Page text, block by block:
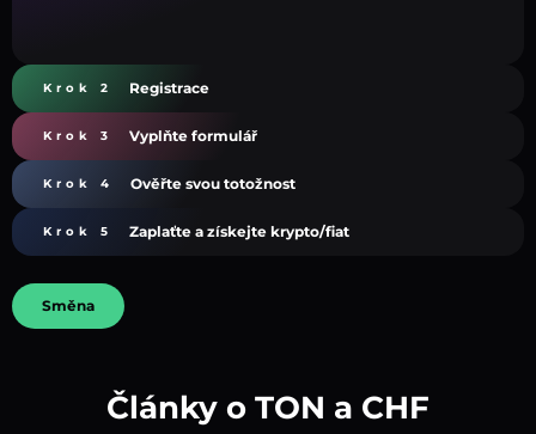
Krok 2 Registrace
Krok 3 Vyplňte formulář
Krok 4 Ověřte svou totožnost
Krok 5 Zaplaťte a získejte krypto/fiat
Směna
Články o TON a CHF